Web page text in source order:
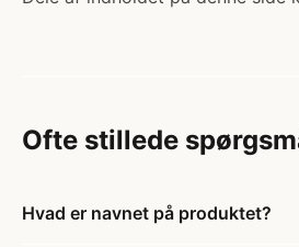
Ofte stillede
Hvad er navnet på produktet?